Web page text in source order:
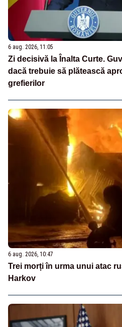
6 aug. 2026, 11:05
Zi decisivă la Înalta Curte.
dacă trebuie să plătească
grefierilor
6 aug. 2026, 10:47
Trei morți în urma unui atac
Harkov